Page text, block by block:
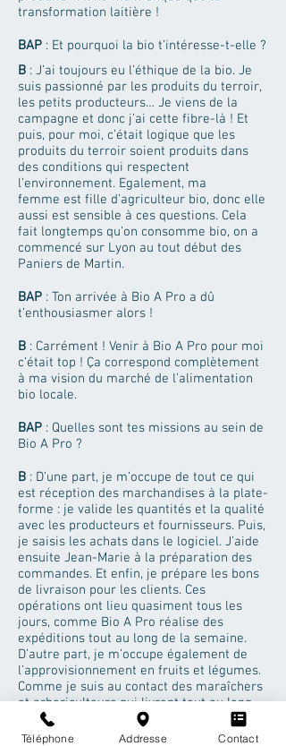
transformation laitière !
BAP : Et pourquoi la bio t’intéresse-t-elle ?
B : J’ai toujours eu l’éthique de la bio. Je
suis passionné par les produits du terroir,
les petits producteurs… Je viens de la
campagne et donc j’ai cette fibre-là ! Et
puis, pour moi, c’était logique que les
produits du terroir soient produits dans
des conditions qui respectent
l’environnement. Egalement, ma
femme est fille d’agriculteur bio, donc elle
aussi est sensible à ces questions. Cela
fait longtemps qu’on consomme bio, on a
commencé sur Lyon au tout début des
Paniers de Martin.
BAP : Ton arrivée à Bio A Pro a dû
t’enthousiasmer alors !
B : Carrément ! Venir à Bio A Pro pour moi
c’était top ! Ça correspond complètement
à ma vision du marché de l’alimentation
bio locale.
BAP : Quelles sont tes missions au sein de
Bio A Pro ?
B : D’une part, je m’occupe de tout ce qui
est réception des marchandises à la plate-
forme : je valide les quantités et la qualité
avec les producteurs et fournisseurs. Puis,
je saisis les achats dans le logiciel. J’aide
ensuite Jean-Marie à la préparation des
commandes. Et enfin, je prépare les bons
de livraison pour les clients. Ces
opérations ont lieu quasiment tous les
jours, comme Bio A Pro réalise des
expéditions tout au long de la semaine.
D’autre part, je m’occupe également de
l’approvisionnement en fruits et légumes.
Comme je suis au contact des maraîchers
et arboriculteurs qui livrent tout au long
de la semaine, je suis au courant de ce
qu’ils ont dans les champs. En parallèle,
Téléphone Addresse Contact